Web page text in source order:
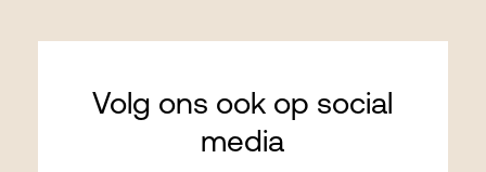
Volg ons ook op social
media